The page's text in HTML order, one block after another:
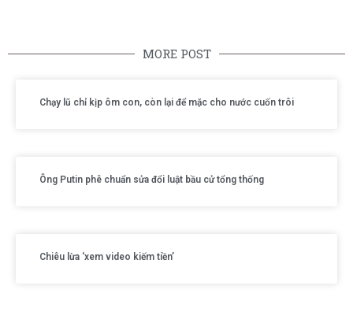
MORE POST
Chạy lũ chỉ kịp ôm con, còn lại để mặc cho nước cuốn trôi
Ông Putin phê chuẩn sửa đổi luật bầu cử tổng thống
Chiêu lừa ‘xem video kiếm tiền’